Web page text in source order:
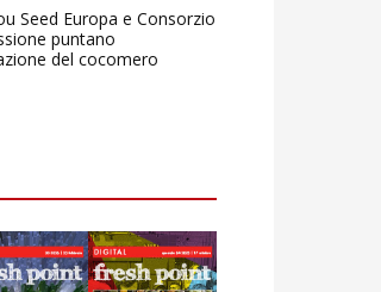
Seed Europa e Consorzio
puntano
del cocomero